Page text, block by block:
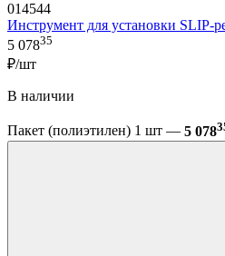
014544
Инструмент для установки SLIP-
5 07835
₽/шт
В наличии
Пакет (полиэтилен) 1 шт — 5 078